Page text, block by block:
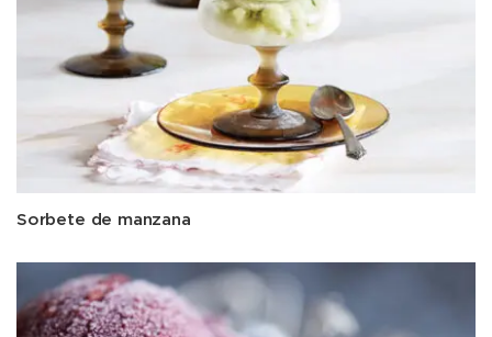
Sorbete de manzana